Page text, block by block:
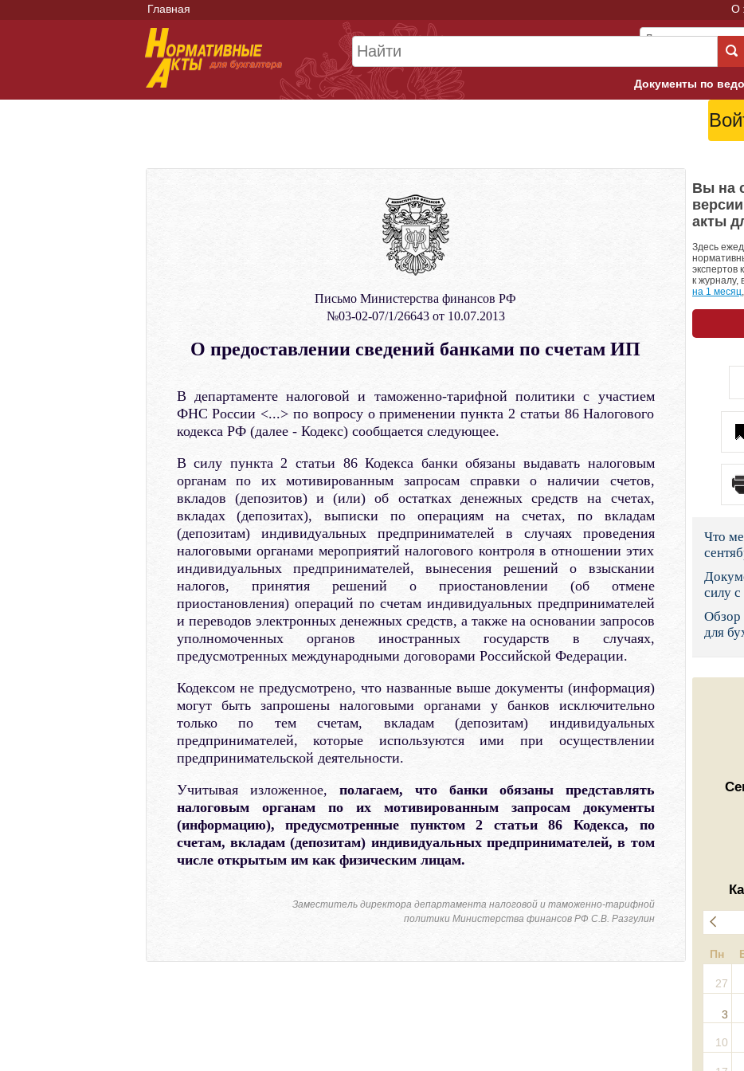
Главная О
Документы по
Арбитражные
Верховный Суд
Президент:
Социальный
Суд общей
Федеральная
Фонд
Остальные
Письмо Министерства финансов РФ
№03-02-07/1/26643 от 10.07.2013
О предоставлении сведений банками по счетам ИП
В департаменте налоговой и таможенно-тарифной политики с участием
ФНС России <...> по вопросу о применении пункта 2 статьи 86 Налогового
кодекса РФ (далее - Кодекс) сообщается следующее.
В силу пункта 2 статьи 86 Кодекса банки обязаны выдавать налоговым
органам по их мотивированным запросам справки о наличии счетов,
вкладов (депозитов) и (или) об остатках денежных средств на счетах,
вкладах (депозитах), выписки по операциям на счетах, по вкладам
(депозитам) индивидуальных предпринимателей в случаях проведения
налоговыми органами мероприятий налогового контроля в отношении этих
индивидуальных предпринимателей, вынесения решений о взыскании
налогов, принятия решений о приостановлении (об отмене
приостановления) операций по счетам индивидуальных предпринимателей
и переводов электронных денежных средств, а также на основании запросов
уполномоченных органов иностранных государств в случаях,
предусмотренных международными договорами Российской Федерации.
Кодексом не предусмотрено, что названные выше документы (информация)
могут быть запрошены налоговыми органами у банков исключительно
только по тем счетам, вкладам (депозитам) индивидуальных
предпринимателей, которые используются ими при осуществлении
предпринимательской деятельности.
Учитывая изложенное, полагаем, что банки обязаны представлять
налоговым органам по их мотивированным запросам документы
(информацию), предусмотренные пунктом 2 статьи 86 Кодекса, по
счетам, вкладам (депозитам) индивидуальных предпринимателей, в том
числе открытым им как физическим лицам.
Заместитель директора департамента налоговой и таможенно-тарифной
политики Министерства финансов РФ С.В. Разгулин
Вы на
акты
Здесь
экспертов
к журналу,
на 1 месяц,
Что
силу
Обзор
для
Пн
27
3
10